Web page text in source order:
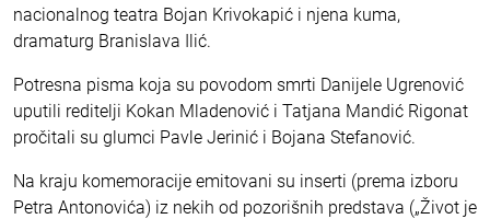
nacionalnog teatra Bojan Krivokapić i njena kuma,
dramaturg Branislava Ilić.
Potresna pisma koja su povodom smrti Danijele Ugrenović
uputili reditelji Kokan Mladenović i Tatjana Mandić Rigonat
pročitali su glumci Pavle Jerinić i Bojana Stefanović.
Na kraju komemoracije emitovani su inserti (prema izboru
Petra Antonovića) iz nekih od pozorišnih predstava („Život je